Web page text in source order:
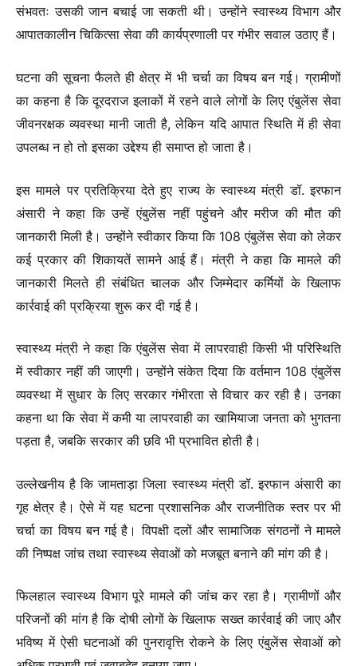
संभवतः उसकी जान बचाई जा सकती थी। उन्होंने स्वास्थ्य विभाग और
आपातकालीन चिकित्सा सेवा की कार्यप्रणाली पर गंभीर सवाल उठाए हैं।
घटना की सूचना फैलते ही क्षेत्र में भी चर्चा का विषय बन गई। ग्रामीणों
का कहना है कि दूरदराज इलाकों में रहने वाले लोगों के लिए एंबुलेंस सेवा
जीवनरक्षक व्यवस्था मानी जाती है, लेकिन यदि आपात स्थिति में ही सेवा
उपलब्ध न हो तो इसका उद्देश्य ही समाप्त हो जाता है।
इस मामले पर प्रतिक्रिया देते हुए राज्य के स्वास्थ्य मंत्री डॉ. इरफान
अंसारी ने कहा कि उन्हें एंबुलेंस नहीं पहुंचने और मरीज की मौत की
जानकारी मिली है। उन्होंने स्वीकार किया कि 108 एंबुलेंस सेवा को लेकर
कई प्रकार की शिकायतें सामने आई हैं। मंत्री ने कहा कि मामले की
जानकारी मिलते ही संबंधित चालक और जिम्मेदार कर्मियों के खिलाफ
कार्रवाई की प्रक्रिया शुरू कर दी गई है।
स्वास्थ्य मंत्री ने कहा कि एंबुलेंस सेवा में लापरवाही किसी भी परिस्थिति
में स्वीकार नहीं की जाएगी। उन्होंने संकेत दिया कि वर्तमान 108 एंबुलेंस
व्यवस्था में सुधार के लिए सरकार गंभीरता से विचार कर रही है। उनका
कहना था कि सेवा में कमी या लापरवाही का खामियाजा जनता को भुगतना
पड़ता है, जबकि सरकार की छवि भी प्रभावित होती है।
उल्लेखनीय है कि जामताड़ा जिला स्वास्थ्य मंत्री डॉ. इरफान अंसारी का
गृह क्षेत्र है। ऐसे में यह घटना प्रशासनिक और राजनीतिक स्तर पर भी
चर्चा का विषय बन गई है। विपक्षी दलों और सामाजिक संगठनों ने मामले
की निष्पक्ष जांच तथा स्वास्थ्य सेवाओं को मजबूत बनाने की मांग की है।
फिलहाल स्वास्थ्य विभाग पूरे मामले की जांच कर रहा है। ग्रामीणों और
परिजनों की मांग है कि दोषी लोगों के खिलाफ सख्त कार्रवाई की जाए और
भविष्य में ऐसी घटनाओं की पुनरावृत्ति रोकने के लिए एंबुलेंस सेवाओं को